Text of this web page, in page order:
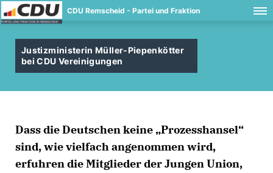
CDU Remscheid - Partei und Fraktion
Justizministerin Müller-Piepenkötter
bei CDU Vereinigungen
Dass die Deutschen keine „Prozesshansel“
sind, wie vielfach angenommen wird,
erfuhren die Mitglieder der Jungen Union,